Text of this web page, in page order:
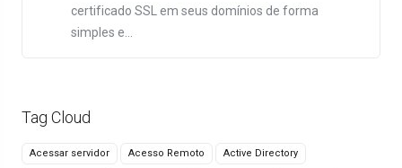
Tag Cloud
Acessar servidor Acesso Remoto Active Directory
certificado SSL em seus domínios de forma
simples e...